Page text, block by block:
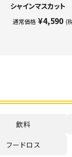
シャインマスカット
通常価格¥4,590 (
飲料
フードロス